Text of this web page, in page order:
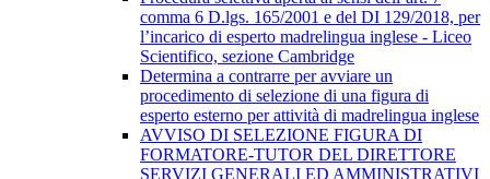
comma 6 D.lgs. 165/2001 e del DI 129/2018, per
l’incarico di esperto madrelingua inglese - Liceo
Scientifico, sezione Cambridge
Determina a contrarre per avviare un
procedimento di selezione di una figura di
esperto esterno per attività di madrelingua inglese
AVVISO DI SELEZIONE FIGURA DI
FORMATORE-TUTOR DEL DIRETTORE
SERVIZI GENERALI ED AMMINISTRATIVI